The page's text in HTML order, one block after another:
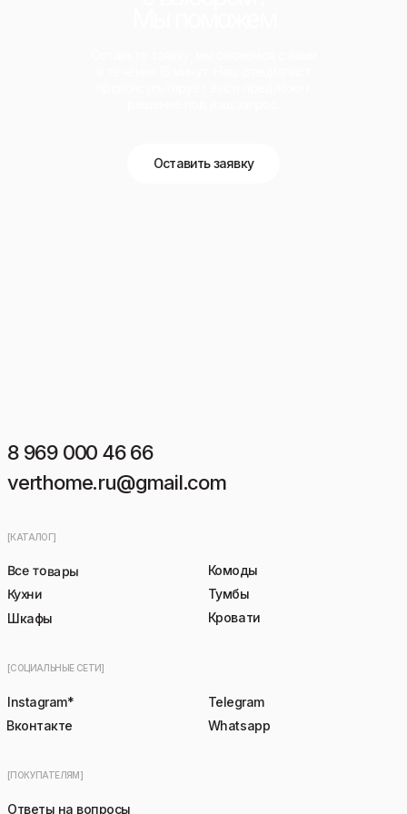
Оставить заявку
[ПОКУПАТЕЛЯМ]
Ответы на вопросы
[СОЦИАЛЬНЫЕ СЕТИ]
Кровати
[КАТАЛОГ]
Тумбы
Комоды
Шкафы
Все товары
Кухни
Whatsapp
Telegram
Вконтакте
Instagram*
8 969 000 46 66
verthome.ru@gmail.com